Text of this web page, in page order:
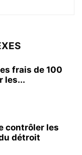
frais de 100
les...
contrôler les
détroit